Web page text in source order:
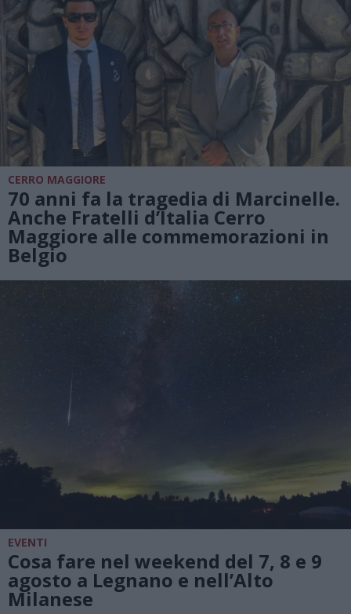
CERRO MAGGIORE
70 anni fa la tragedia di Marcinelle.
Anche Fratelli d’Italia Cerro
Maggiore alle commemorazioni in
Belgio
EVENTI
Cosa fare nel weekend del 7, 8 e 9
agosto a Legnano e nell’Alto
Milanese